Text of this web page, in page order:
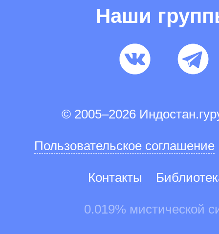
Наши
© 2005–2026
Пользовательское соглашение
Контакты
0.019% мистической